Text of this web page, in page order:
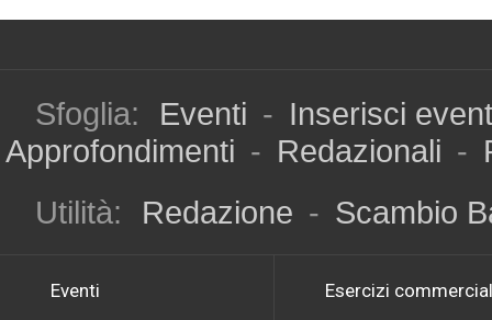
Sfoglia: Eventi - Inserisci
Approfondimenti - Redazionali -
Utilità:
Redazione - Scambio
Eventi Esercizi